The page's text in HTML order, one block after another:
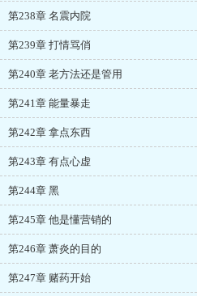
第238章 名震内院
第239章 打情骂俏
第240章 老方法还是管用
第241章 能量暴走
第242章 拿点东西
第243章 有点心虚
第244章 黑
第245章 他是懂营销的
第246章 萧炎的目的
第247章 赌药开始